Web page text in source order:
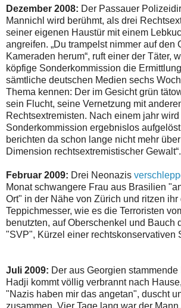
Dezember 2008: Der Passauer
Mannichl wird berühmt, als drei
seiner eigenen Haustür mit einem
angreifen. „Du trampelst nimmer auf den
Kameraden herum“, ruft einer der Täter,
köpfige Sonderkommission die
sämtliche deutschen Medien sechs
Thema kennen: Der im Gesicht grün
sein Flucht, seine Vernetzung mit
Rechtsextremisten. Nach einem jahr
Sonderkommission ergebnislos
berichten da schon lange nicht mehr
Dimension rechtsextremistischer Gewalt“.
Februar 2009: Drei Neonazis
Monat schwangere Frau aus Brasilien
Ort" in der Nähe von Zürich und ritzen ihr
Teppichmesser, wie es die Terroristen
benutzten, auf Oberschenkel und Bauch
"SVP", Kürzel einer rechtskonservativen
Juli 2009: Der aus Georgien stammende
Hadji kommt völlig verbrannt nach
"Nazis haben mir das angetan", duscht
zusammen. Vier Tage lang war der